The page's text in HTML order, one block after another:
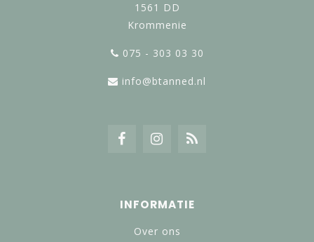
1561 DD
Krommenie
075 - 303 03 30
info@btanned.nl
INFORMATIE
Over ons